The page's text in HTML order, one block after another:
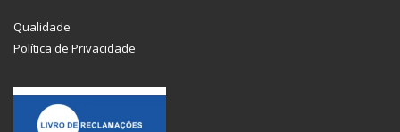
Qualidade
Política de Privacidade